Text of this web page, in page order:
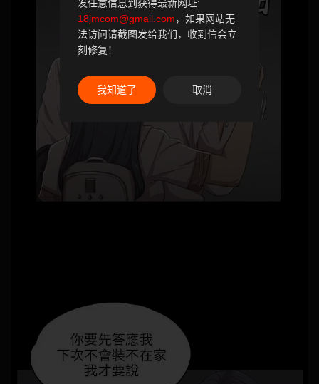
发任意信息到获得最新网址:
18jmcom@gmail.com，如果网站无
法访问请截图发给我们，收到信会立
刻修复！
我知道了 取消